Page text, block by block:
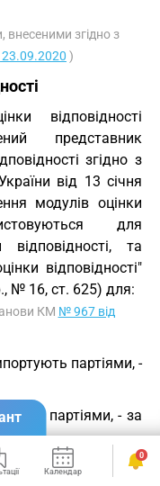
внесеними згідно з
)
відповідності
представник
згідно з
від 13 січня
модулів оцінки
для
та
відповідності"
№ 16, ст. 625) для:
КМ № 967 від
партіями, -
партіями, - за
- за модулем A1.
Календар Сервіси
0